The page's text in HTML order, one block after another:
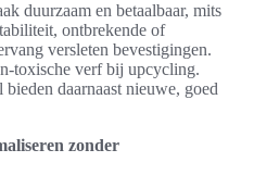
duurzaam en betaalbaar, mits
ontbrekende of
versleten bevestigingen.
toxische verf bij upcycling.
daarnaast nieuwe, goed
zonder